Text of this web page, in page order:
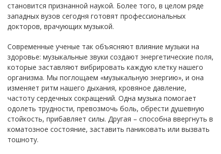
становится признанной наукой. Более того, в целом ряде
западных вузов сегодня готовят профессиональных
докторов, врачующих музыкой.
Современные ученые так объясняют влияние музыки на
здоровье: музыкальные звуки создают энергетические поля,
которые заставляют вибрировать каждую клетку нашего
организма. Мы поглощаем «музыкальную энергию», и она
изменяет ритм нашего дыхания, кровяное давление,
частоту сердечных сокращений. Одна музыка помогает
одолеть трудности, превозмочь боль, обрести душевную
стойкость, прибавляет силы. Другая – способна ввергнуть в
коматозное состояние, заставить паниковать или вызвать
тошноту.